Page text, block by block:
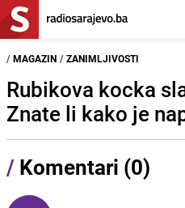
/ MAGAZIN / ZANIMLJIVOSTI
Rubikova kocka
Znate li kako je
/ Komentari (0)